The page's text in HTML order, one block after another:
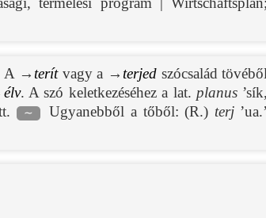
A → terítvagy a → terjed szócsalád tövéből
élv. A szó keletkezéséhez a lat. planus’sík,
∼ Ugyanebből a tőből: (R.) terj’ua.’